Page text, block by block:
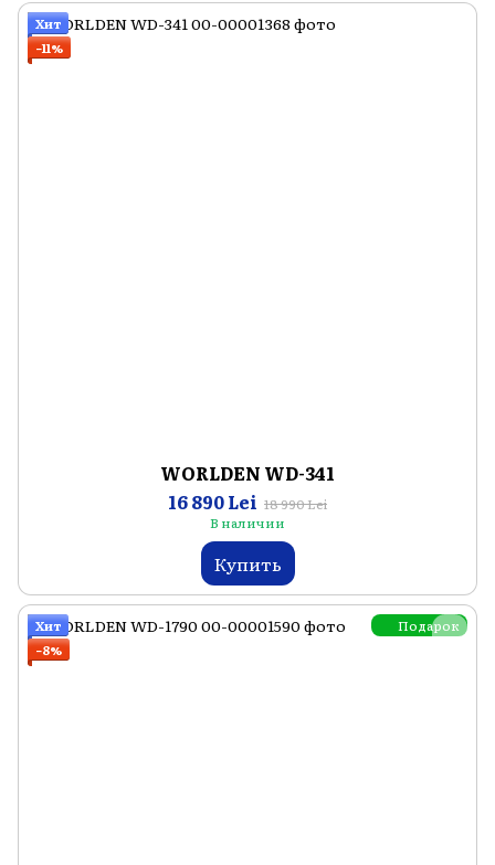
Хит
−11%
WORLDEN WD-341
16 890 Lei 18 990 Lei
В наличии
Купить
Подарок
Хит
−8%